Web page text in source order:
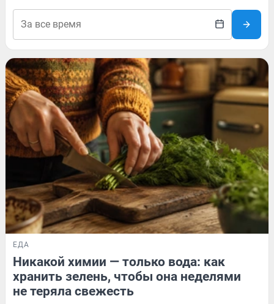
ЕДА
Никакой химии — только вода: как
хранить зелень, чтобы она неделями
не теряла свежесть